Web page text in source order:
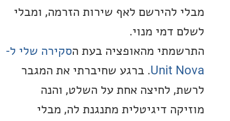
להירשם לאף שירות הזרמה, ומבלי
דמי מנוי.
מהאופציה בעת הסקירה שלי ל-
Unit. ברגע שחיברתי את המגבר
לחיצה אחת על השלט, והנה
דיגיטלית מתנגנת לה, מבלי